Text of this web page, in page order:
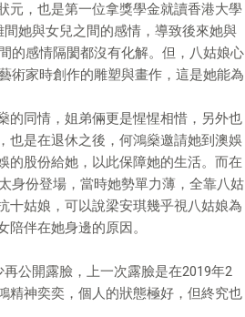
元，也是第一位拿獎學金就讀香港大學
她與女兒之間的感情，導致後來她與
的感情隔閡都沒有化解。但，八姑娘心
術家時創作的雕塑與畫作，這是她能為
的同情，姐弟倆更是惺惺相惜，另外也
也是在退休之後，何鴻燊邀請她到澳娛
的股份給她，以此保障她的生活。而在
身份登場，當時她勢單力薄，全靠八姑
十姑娘，可以說梁安琪幾乎視八姑娘為
伴在她身邊的原因。
公開露臉，上一次露臉是在2019年2
精神奕奕，個人的狀態極好，但終究也